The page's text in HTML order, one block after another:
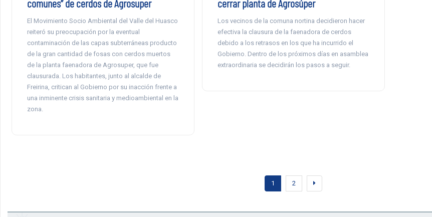
comunes” de cerdos de Agrosuper
El Movimiento Socio Ambiental del Valle del Huasco
reiteró su preocupación por la eventual
contaminación de las capas subterráneas producto
de la gran cantidad de fosas con cerdos muertos
de la planta faenadora de Agrosuper, que fue
clausurada. Los habitantes, junto al alcalde de
Freirina, critican al Gobierno por su inacción frente a
una inminente crisis sanitaria y medioambiental en la
zona.
cerrar planta de Agrosúper
Los vecinos de la comuna nortina decidieron hacer
efectiva la clausura de la faenadora de cerdos
debido a los retrasos en los que ha incurrido el
Gobierno. Dentro de los próximos días en asamblea
extraordinaria se decidirán los pasos a seguir.
1 2